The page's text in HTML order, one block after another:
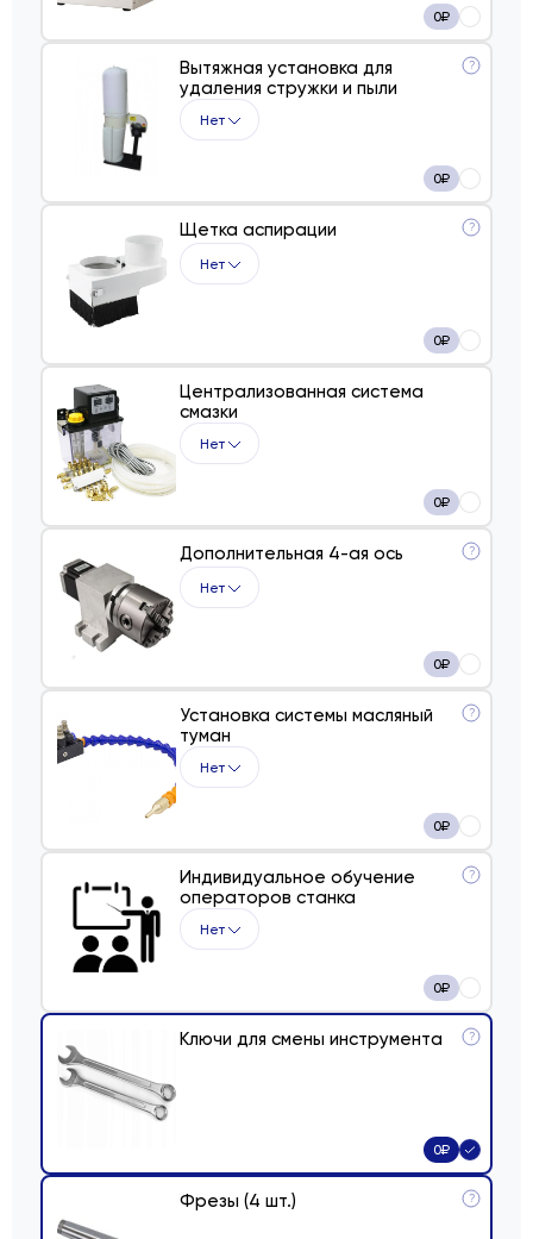
0₽
Вытяжная установка для
удаления стружки и пыли
?
Нет
0₽
Щетка аспирации ?
Нет
0₽
Централизованная система
смазки
Нет
0₽
Дополнительная 4-ая ось ?
Нет
0₽
Установка системы масляный
туман
?
Нет
0₽
Индивидуальное обучение
операторов станка
?
Нет
0₽
Ключи для смены инструмента ?
0₽
Фрезы (4 шт.) ?